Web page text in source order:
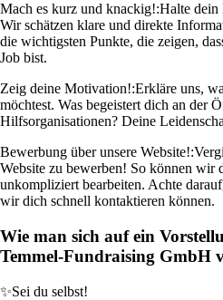
Mach es kurz und knackig!:Halte dein
Wir schätzen klare und direkte
die wichtigsten Punkte, die zeigen,
Job bist.
Zeig deine Motivation!:Erkläre uns,
möchtest. Was begeistert dich an der
Hilfsorganisationen? Deine
Bewerbung über unsere Website!:
Website zu bewerben! So können wir
unkompliziert bearbeiten. Achte
wir dich schnell kontaktieren können.
Wie man sich auf ein
Temmel-Fundraising GmbH
✨Sei du selbst!